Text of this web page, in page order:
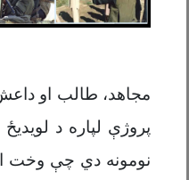
مجاهد، طالب او
پروژې لپاره د لویديځ
نومونه دي چې وخت